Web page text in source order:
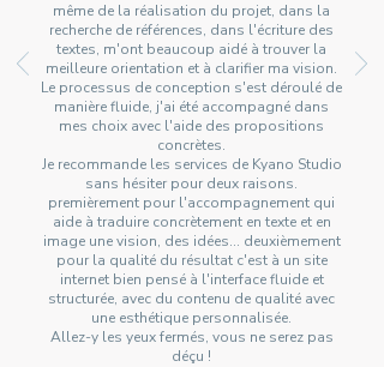
même de la réalisation du projet, dans la
recherche de références, dans l'écriture des
textes, m'ont beaucoup aidé à trouver la
meilleure orientation et à clarifier ma vision.
Le processus de conception s'est déroulé de
manière fluide, j'ai été accompagné dans
mes choix avec l'aide des propositions
concrètes.
Je recommande les services de Kyano Studio
sans hésiter pour deux raisons.
premièrement pour l'accompagnement qui
aide à traduire concrètement en texte et en
image une vision, des idées… deuxièmement
pour la qualité du résultat c'est à un site
internet bien pensé à l'interface fluide et
structurée, avec du contenu de qualité avec
une esthétique personnalisée.
Allez-y les yeux fermés, vous ne serez pas
déçu !